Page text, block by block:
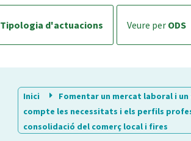
Tipologia d'actuacions veure per ODS
Inici
Fomentar un mercat laboral i
compte les necessitats i els perfils
consolidació del comerç local i fires